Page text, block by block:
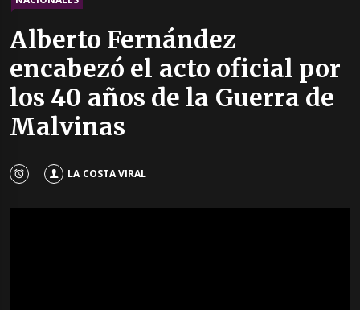
Alberto Fernández
encabezó el acto oficial por
los 40 años de la Guerra de
Malvinas
LA COSTA VIRAL